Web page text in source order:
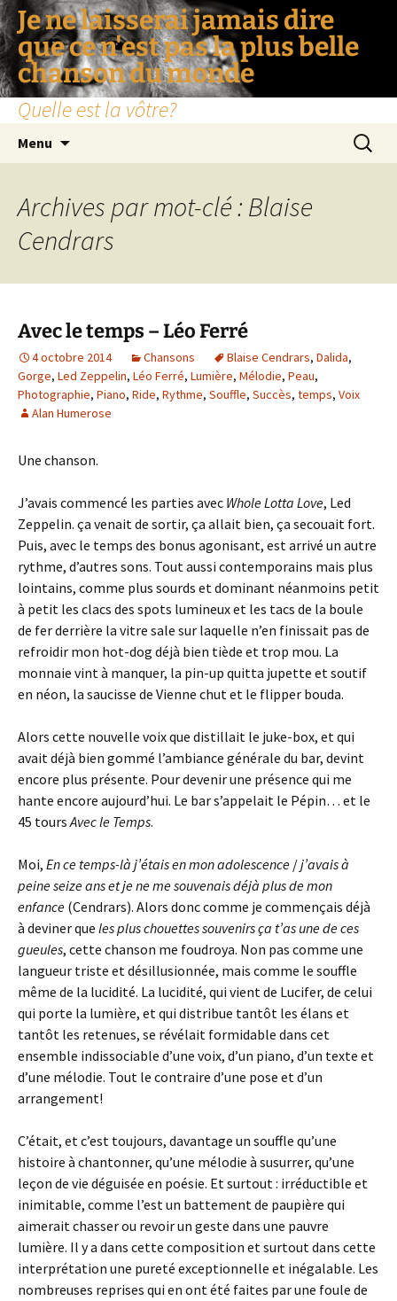
Je ne laisserai jamais dire
que ce n'est pas la plus belle
chanson du monde
Quelle est la vôtre?
Menu
Archives par mot-clé : Blaise
Cendrars
Avec le temps – Léo Ferré
4 octobre 2014 Chansons Blaise Cendrars, Dalida,
Gorge, Led Zeppelin, Léo Ferré, Lumière, Mélodie, Peau,
Photographie, Piano, Ride, Rythme, Souffle, Succès, temps, Voix
Alan Humerose
Une chanson.
J’avais commencé les parties avec Whole Lotta Love, Led
Zeppelin. ça venait de sortir, ça allait bien, ça secouait fort.
Puis, avec le temps des bonus agonisant, est arrivé un autre
rythme, d’autres sons. Tout aussi contemporains mais plus
lointains, comme plus sourds et dominant néanmoins petit
à petit les clacs des spots lumineux et les tacs de la boule
de fer derrière la vitre sale sur laquelle n’en finissait pas de
refroidir mon hot-dog déjà bien tiède et trop mou. La
monnaie vint à manquer, la pin-up quitta jupette et soutif
en néon, la saucisse de Vienne chut et le flipper bouda.
Alors cette nouvelle voix que distillait le juke-box, et qui
avait déjà bien gommé l’ambiance générale du bar, devint
encore plus présente. Pour devenir une présence qui me
hante encore aujourd’hui. Le bar s’appelait le Pépin… et le
45 toursAvec le Temps.
Moi, En ce temps-là j’étais en mon adolescence /j’avais à
peine seize ans et je ne me souvenais déjà plus de mon
enfance (Cendrars). Alors donc comme je commençais déjà
à deviner que les plus chouettes souvenirs ça t’as une de ces
gueules, cette chanson me foudroya. Non pas comme une
langueur triste et désillusionnée, mais comme le souffle
même de la lucidité. La lucidité, qui vient de Lucifer, de celui
qui porte la lumière, et qui distribue tantôt les élans et
tantôt les retenues, se révélait formidable dans cet
ensemble indissociable d’une voix, d’un piano, d’un texte et
d’une mélodie. Tout le contraire d’une pose et d’un
arrangement!
C’était, et c’est toujours, davantage un souffle qu’une
histoire à chantonner, qu’une mélodie à susurrer, qu’une
leçon de vie déguisée en poésie. Et surtout : irréductible et
inimitable, comme l’est un battement de paupière qui
aimerait chasser ou revoir un geste dans une pauvre
lumière. Il y a dans cette composition et surtout dans cette
interprétation une pureté exceptionnelle et inégalable. Les
nombreuses reprises qui en ont été faites par une foule de